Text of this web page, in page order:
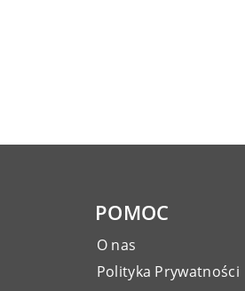
POMOC
O nas
Polityka Prywatności